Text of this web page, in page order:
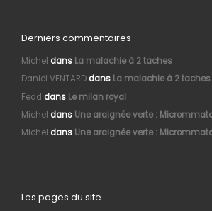
Derniers commentaires
Michel dans La malachie à 2 taches
Daniel VENTARDdans La malachie à 2 taches
Fedd dans Le milan royal
Michel dans Une araignée verte :
Michel dans Une araignée verte :
Les pages du site